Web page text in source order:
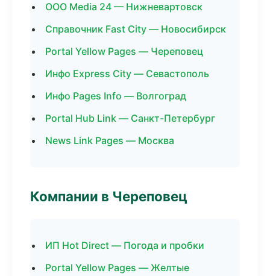
ООО Media 24 — Нижневартовск
Справочник Fast City — Новосибирск
Portal Yellow Pages — Череповец
Инфо Express City — Севастополь
Инфо Pages Info — Волгоград
Portal Hub Link — Санкт-Петербург
News Link Pages — Москва
Компании в Череповец
ИП Hot Direct — Погода и пробки
Portal Yellow Pages — Желтые